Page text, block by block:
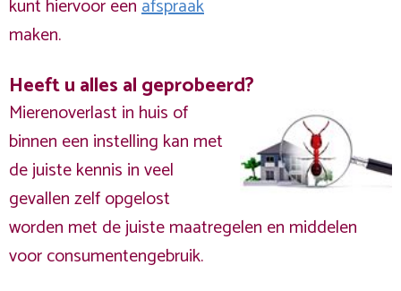
kunt hiervoor eenafspraak
maken.
Heeft u alles al geprobeerd?
Mierenoverlast in huis of
binnen een instelling kan met
de juiste kennis in veel
gevallen zelf opgelost
worden met de juiste maatregelen en middelen
voor consumentengebruik.